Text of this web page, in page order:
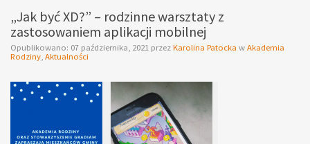
„Jak być XD?” – rodzinne warsztaty z
zastosowaniem aplikacji mobilnej
Opublikowano: 07 października, 2021 przez Karolina Patocka w Akademia
Rodziny Aktualności